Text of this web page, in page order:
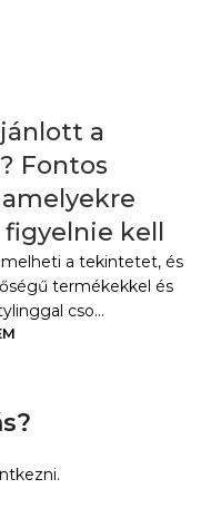
a
Fontos
kell
a tekintetet, és
termékekkel és
cso...
.